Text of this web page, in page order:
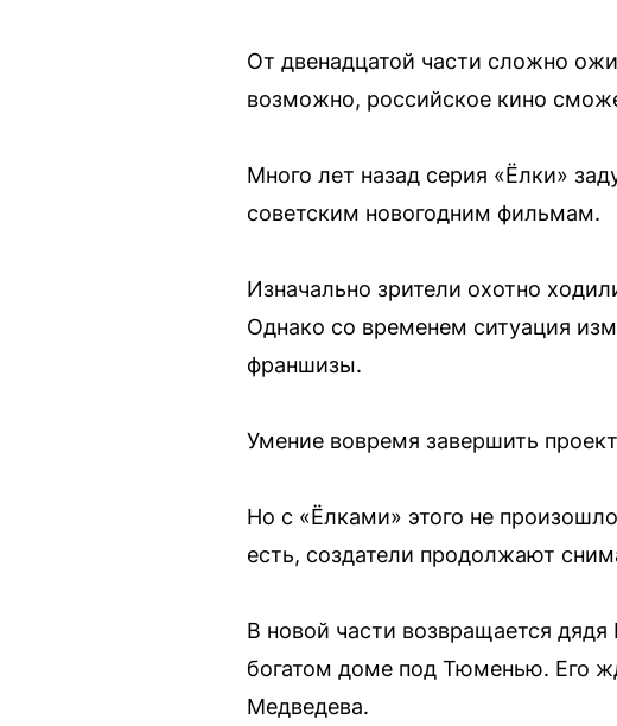
От двенадцатой части сложно
возможно, российское кино
Много лет назад серия «Ёлки»
советским новогодним фильмам.
Изначально зрители охотно
Однако со временем ситуация
франшизы.
Умение вовремя завершить
Но с «Ёлками» этого не
есть, создатели продолжают
В новой части возвращается
богатом доме под Тюменью. Его
Медведева.